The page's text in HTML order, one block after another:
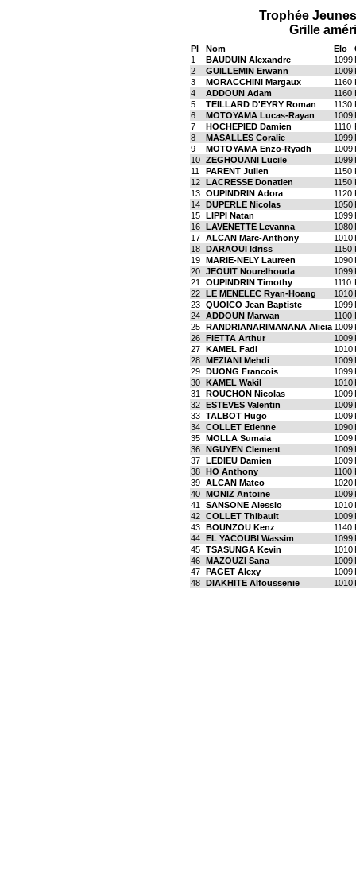
Trophée
Grille
Pl Nom Elo
1
BAUDUIN Alexandre 1099
2
GUILLEMIN Erwann 1009
3
MORACCHINI Margaux 1160
4
ADDOUN Adam 1160
5
TEILLARD D'EYRY Roman 1130
6
MOTOYAMA Lucas-Rayan 1009
7
HOCHEPIED Damien 1110
8
MASALLES Coralie 1099
9
MOTOYAMA Enzo-Ryadh 1009
10 ZEGHOUANI Lucile 1099
11
PARENT Julien 1150
12 LACRESSE Donatien 1150
13 OUPINDRIN Adora 1120
14 DUPERLE Nicolas 1050
15 LIPPI Natan 1099
16 LAVENETTE Levanna 1080
17 ALCAN Marc-Anthony 1010
18 DARAOUI Idriss 1150
19 MARIE-NELY Laureen 1090
20 JEOUIT Nourelhouda 1099
21
OUPINDRIN Timothy 1110
22 LE MENELEC Ryan-Hoang 1010
23 QUOICO Jean Baptiste 1099
24 ADDOUN Marwan 1100
25 RANDRIANARIMANANA Alicia 1009
26 FIETTA Arthur 1009
27 KAMEL Fadi 1010
28 MEZIANI Mehdi 1009
29 DUONG Francois 1099
30 KAMEL Wakil 1010
31
ROUCHON Nicolas 1009
32 ESTEVES Valentin 1009
33 TALBOT Hugo 1009
34 COLLET Etienne 1090
35 MOLLA Sumaia 1009
36 NGUYEN Clement 1009
37 LEDIEU Damien 1009
38 HO Anthony 1100
39 ALCAN Mateo 1020
40 MONIZ Antoine 1009
41
SANSONE Alessio 1010
42 COLLET Thibault 1009
43 BOUNZOU Kenz 1140
44 EL YACOUBI Wassim 1099
45 TSASUNGA Kevin 1010
46 MAZOUZI Sana 1009
47 PAGET Alexy 1009
48 DIAKHITE Alfoussenie 1010